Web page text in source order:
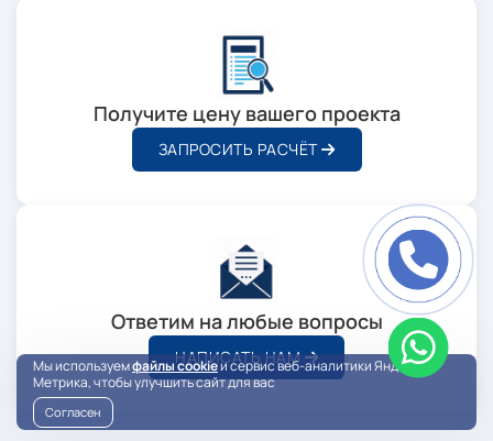
Получите цену вашего проекта
ЗАПРОСИТЬ РАСЧЁТ
Ответим на любые вопросы
НАПИСАТЬ НАМ
Мы используемфайлы cookieи сервис веб-аналитики Яндекс
Метрика, чтобы улучшить сайт для вас
Согласен